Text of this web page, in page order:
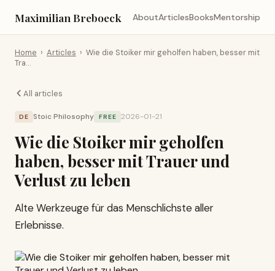
Maximilian Breboeck AboutArticlesBooksMentorship
Home › Articles › Wie die Stoiker mir geholfen haben, besser mit
Tra…
All articles
DE Stoic Philosophy FREE 2026-01-21
Wie die Stoiker mir geholfen
haben, besser mit Trauer und
Verlust zu leben
Alte Werkzeuge für das Menschlichste aller
Erlebnisse.